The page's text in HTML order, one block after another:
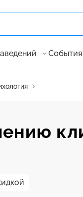
События